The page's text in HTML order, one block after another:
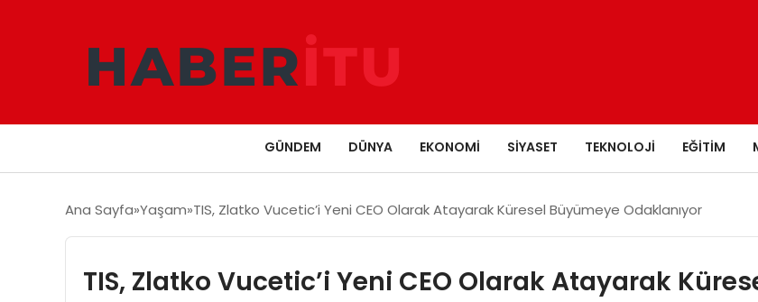
GÜNDEM DÜNYA EKONOMI SIYASET TEKNOLOJI EĞITIM
Ana Sayfa Yaşam TIS, Zlatko Vucetic’i Yeni CEO Olarak Atayarak Küresel Büyümeye Odaklanıyor
TIS, Zlatko Vucetic’i Yeni CEO Olarak Atayarak